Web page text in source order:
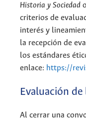
Historia y Sociedad
criterios de
interés y
la recepción de
los estándares
enlace: https://
Evaluación
Al cerrar una